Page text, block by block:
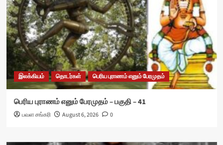
இலக்கியம் தொடர்கள் பெரிய புராணம் எனும் பேரமுதம்
பெரிய புராணம் எனும் பேரமுதம் – பகுதி – 41
பவள சங்கரி August 6, 2026 0